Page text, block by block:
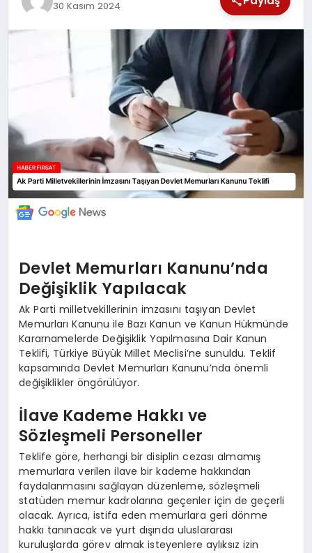
MAGAZİN30 Kasım 2024
Devlet Memurları Kanunu’nda
Değişiklik Yapılacak
Ak Parti milletvekillerinin imzasını taşıyan Devlet
Memurları Kanunu ile Bazı Kanun ve Kanun Hükmünde
Kararnamelerde Değişiklik Yapılmasına Dair Kanun
Teklifi, Türkiye Büyük Millet Meclisi’ne sunuldu. Teklif
kapsamında Devlet Memurları Kanunu’nda önemli
değişiklikler öngörülüyor.
İlave Kademe Hakkı ve
Sözleşmeli Personeller
Teklife göre, herhangi bir disiplin cezası almamış
memurlara verilen ilave bir kademe hakkından
faydalanmasını sağlayan düzenleme, sözleşmeli
statüden memur kadrolarına geçenler için de geçerli
olacak. Ayrıca, istifa eden memurlara geri dönme
hakkı tanınacak ve yurt dışında uluslararası
kuruluşlarda görev almak isteyenlere aylıksız izin